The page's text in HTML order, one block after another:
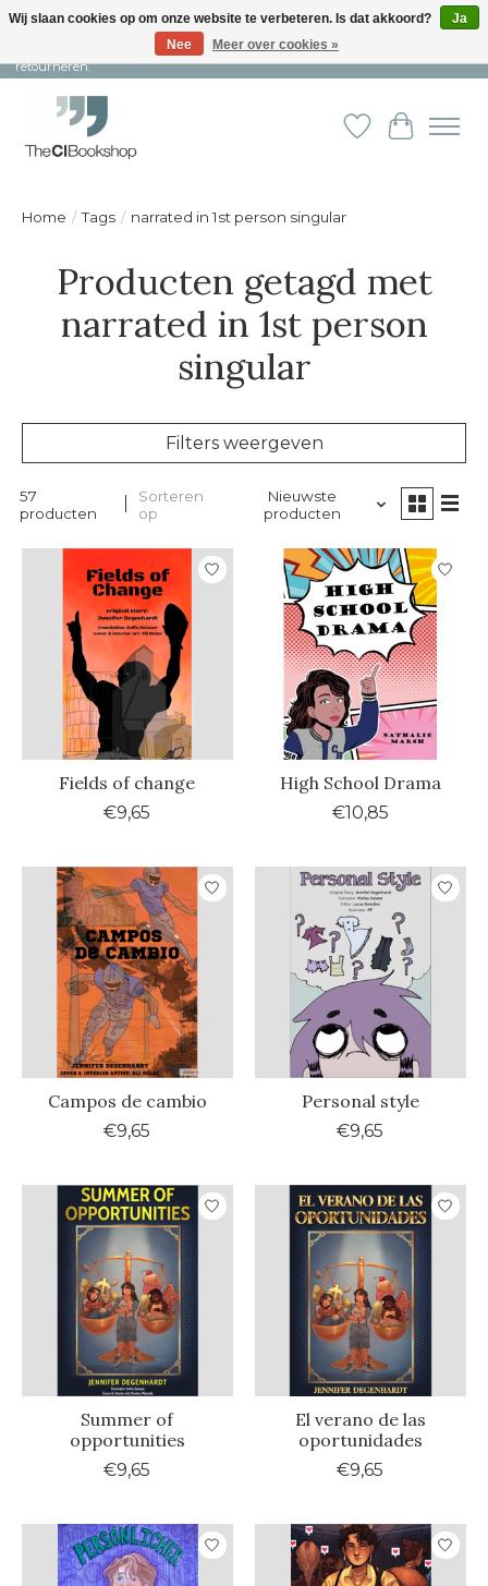
Snelle levering en persoonlijke service ︱ Niet goed? Geld terug! ︱ Gratis
retourneren.
Verlanglijst
Home / Tags / narrated in 1st person singular
Producten getagd met
narrated in 1st person
singular
Filters weergeven
57
producten
Sorteren
op
Nieuwste
producten
Fields of change
€9,65
High School Drama
€10,85
Campos de cambio
€9,65
Personal style
€9,65
Summer of
opportunities
€9,65
El verano de las
oportunidades
€9,65
Wij slaan cookies op om onze website te verbeteren. Is dat akkoord?
Ja
Nee
Meer over cookies »